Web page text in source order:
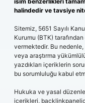
halindedir ve tavsiye
Sitemiz, 5651 Sayılı
Kurumu (BTK)
vermektedir. Bu
veya araştırma
yazdıkları içeriklerin
bu sorumluluğu kabul
Hukuka ve yasal
içerikleri,